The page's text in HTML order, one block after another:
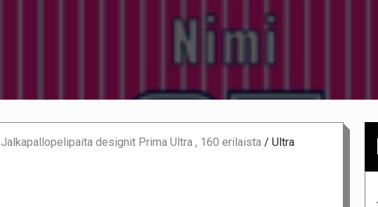
Jalkapallopelipaita designit Prima Ultra , 160 erilaista / Ultra